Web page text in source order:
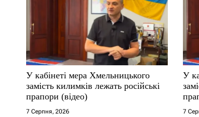
У кабінеті мера Хмельницького
замість килимків лежать російські
прапори (відео)
7 Серпня, 2026
У
7